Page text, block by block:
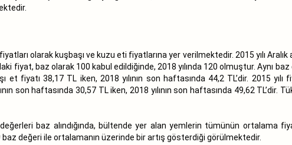
olarak kuşbaşı ve kuzu eti fiyatlarına yer verilmektedir. 2015 yılı Aralık
fiyat, baz olarak 100 kabul edildiğinde, 2018 yılında 120 olmuştur. Aynı
et fiyatı 38,17 TL iken, 2018 yılının son haftasında 44,2 TL’dir. 2015 yılı
son haftasında 30,57 TL iken, 2018 yılının son haftasında 49,62 TL’dir.
baz alındığında, bültende yer alan yemlerin tümünün ortalama
baz değeri ile ortalamanın üzerinde bir artış gösterdiği görülmektedir.